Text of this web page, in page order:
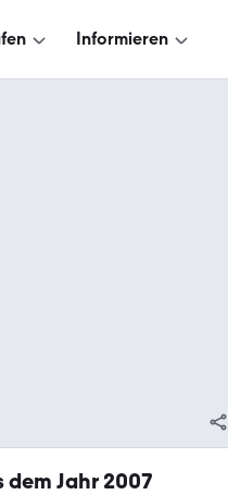
Informieren
Jahr 2007